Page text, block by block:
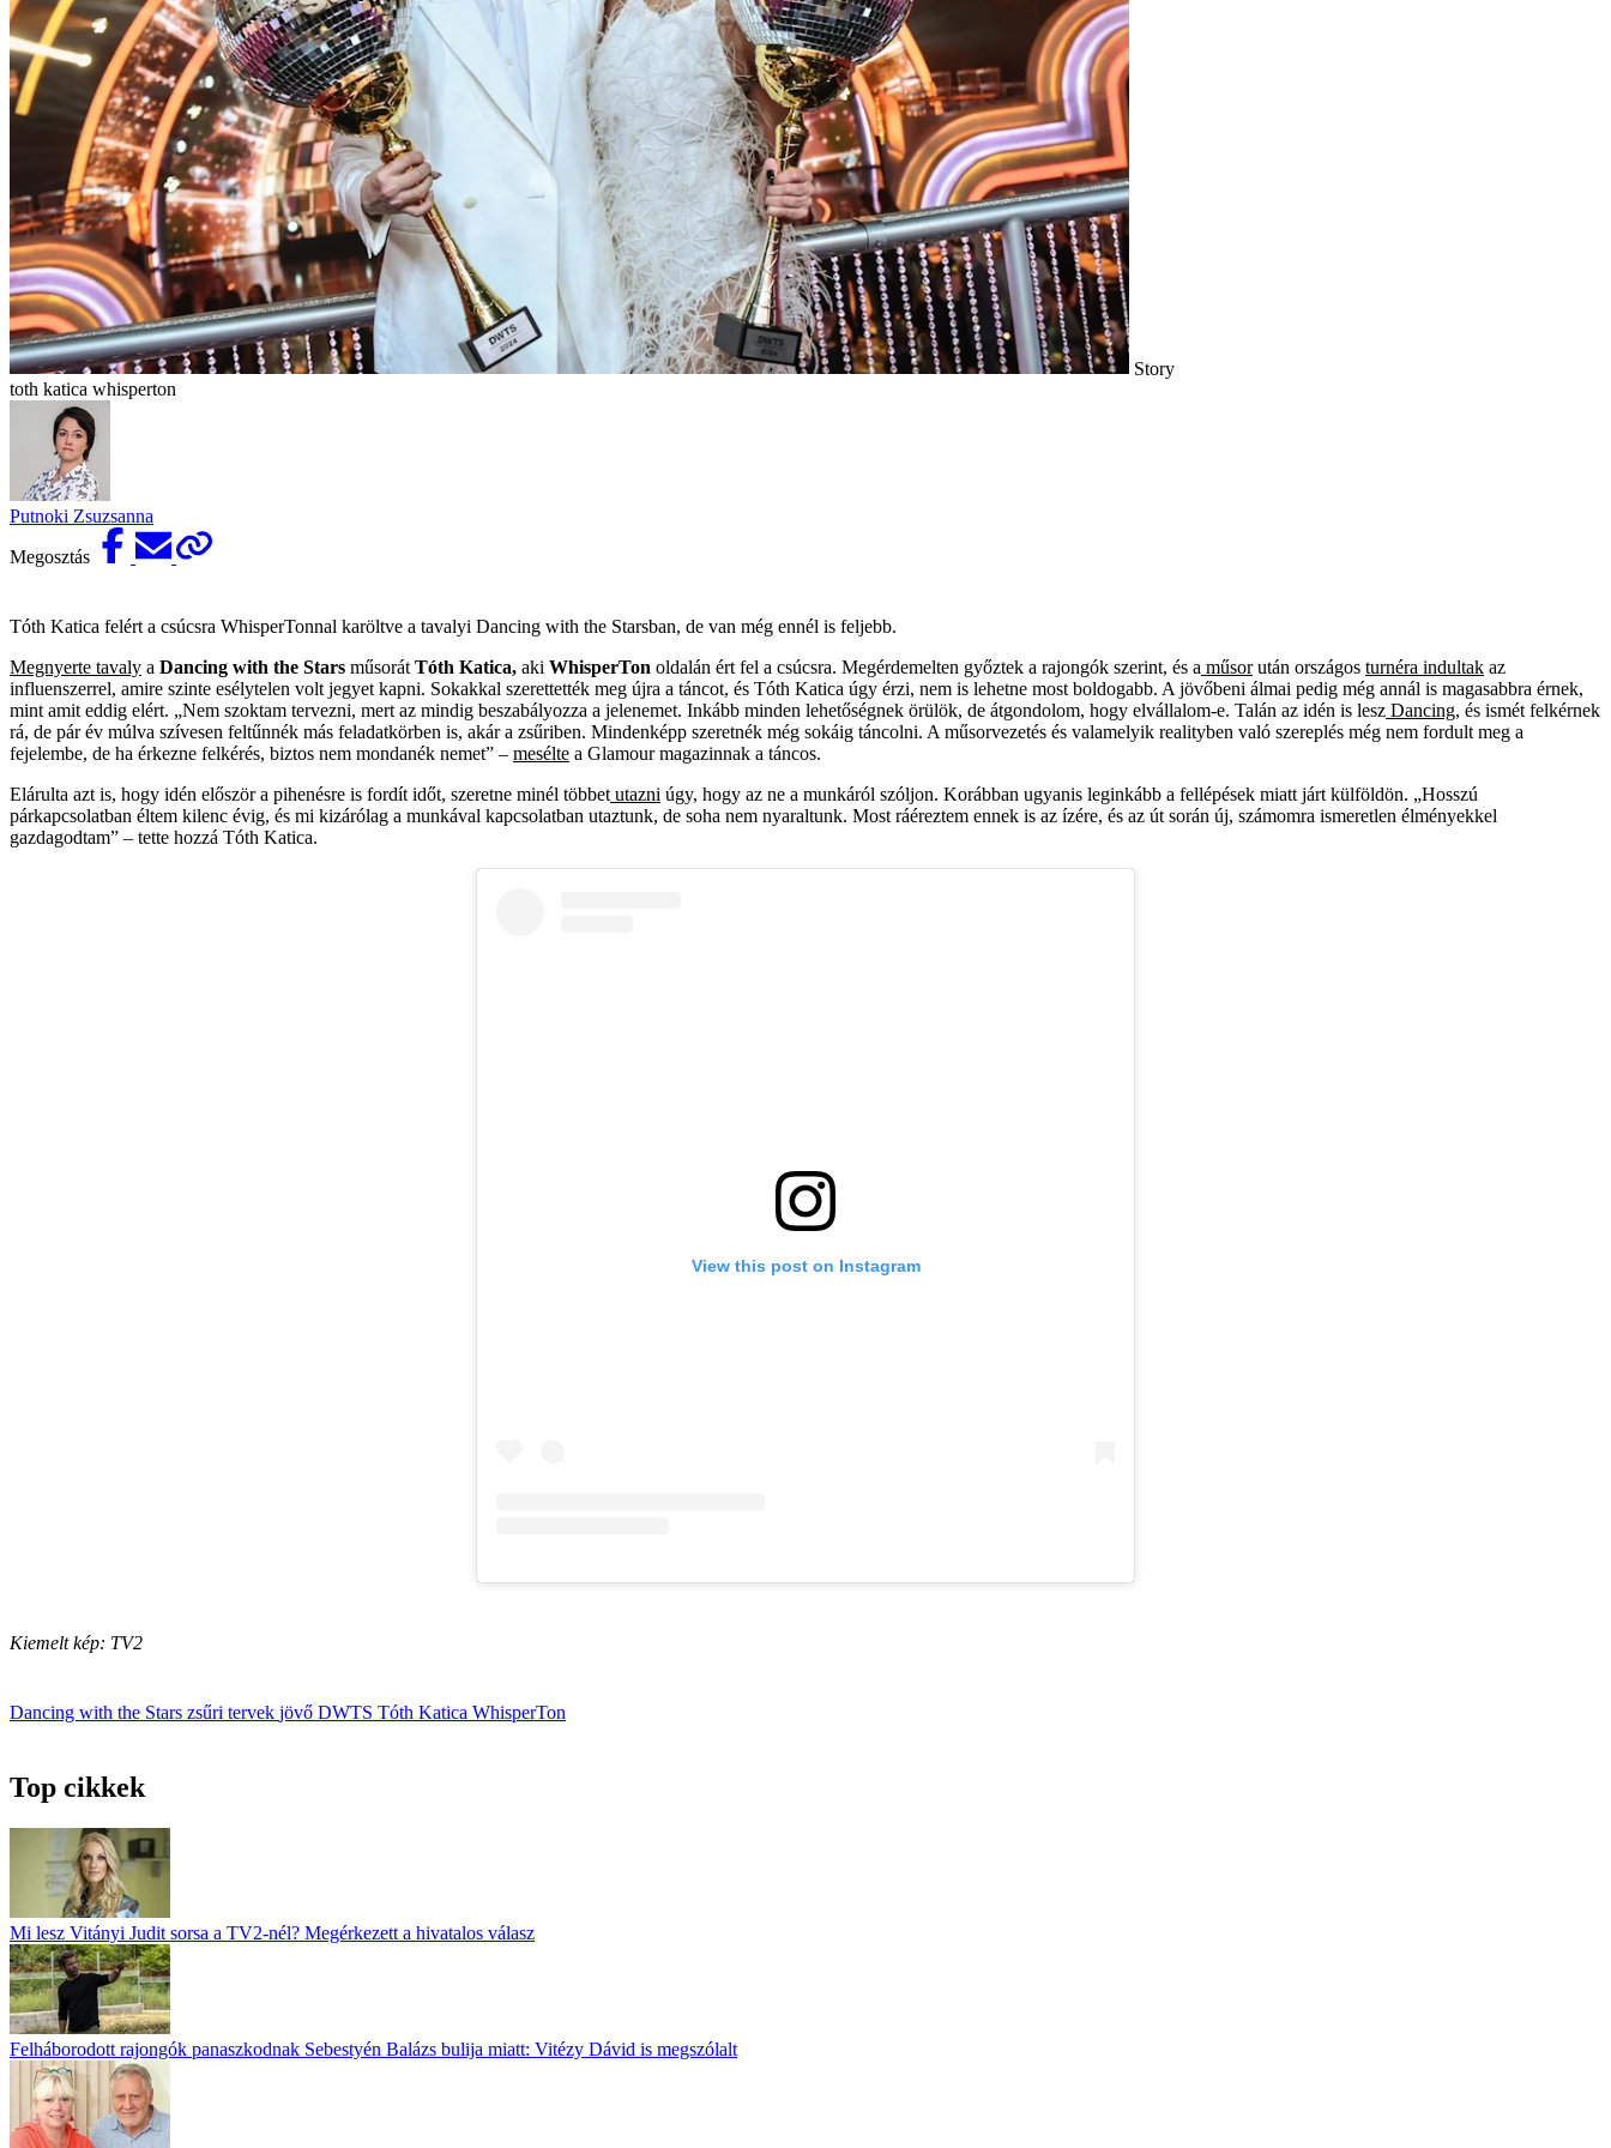
Story
toth katica whisperton
Putnoki Zsuzsanna
Megosztás
Tóth Katica felért a csúcsra WhisperTonnal karöltve a tavalyi Dancing with the Starsban, de van még ennél is feljebb.
Megnyerte tavaly a Dancing with the Stars műsorát Tóth Katica, aki WhisperTon oldalán ért fel a csúcsra. Megérdemelten győztek a rajongók szerint, és a műsorután országos turnéra indultak az
influenszerrel, amire szinte esélytelen volt jegyet kapni. Sokakkal szerettették meg újra a táncot, és Tóth Katica úgy érzi, nem is lehetne most boldogabb. A jövőbeni álmai pedig még annál is magasabbra érnek,
mint amit eddig elért. „Nem szoktam tervezni, mert az mindig beszabályozza a jelenemet. Inkább minden lehetőségnek örülök, de átgondolom, hogy elvállalom-e. Talán az idén is lesz Dancing, és ismét felkérnek
rá, de pár év múlva szívesen feltűnnék más feladatkörben is, akár a zsűriben. Mindenképp szeretnék még sokáig táncolni. A műsorvezetés és valamelyik realityben való szereplés még nem fordult meg a
fejelembe, de ha érkezne felkérés, biztos nem mondanék nemet” – mesélte a Glamour magazinnak a táncos.
Elárulta azt is, hogy idén először a pihenésre is fordít időt, szeretne minél többet utazni úgy, hogy az ne a munkáról szóljon. Korábban ugyanis leginkább a fellépések miatt járt külföldön. „Hosszú
párkapcsolatban éltem kilenc évig, és mi kizárólag a munkával kapcsolatban utaztunk, de soha nem nyaraltunk. Most ráéreztem ennek is az ízére, és az út során új, számomra ismeretlen élményekkel
gazdagodtam” – tette hozzá Tóth Katica.
Kiemelt kép: TV2
Dancing with the Stars zsűri tervek jövő DWTS Tóth Katica WhisperTon
Top cikkek
Mi lesz Vitányi Judit sorsa a TV2-nél? Megérkezett a hivatalos válasz
Felháborodott rajongók panaszkodnak Sebestyén Balázs bulija miatt: Vitézy Dávid is megszólalt